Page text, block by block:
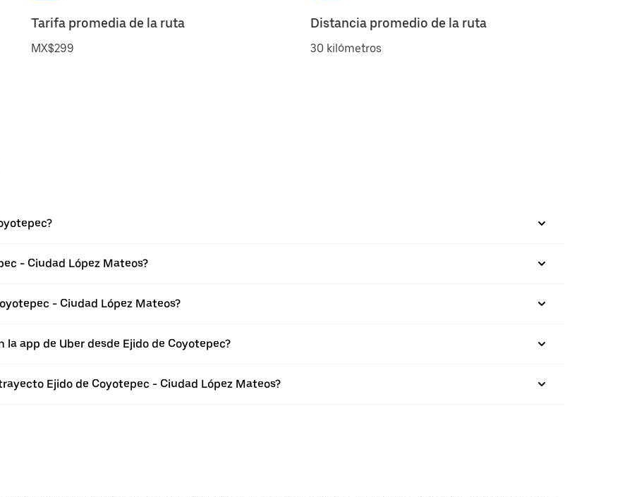
Tarifa promedia de la ruta
MX$299
Distancia promedio de la ruta
30 kilómetros
- Ciudad López Mateos?
- Ciudad López Mateos?
app de Uber desde Ejido de Coyotepec?
Ejido de Coyotepec - Ciudad López Mateos?